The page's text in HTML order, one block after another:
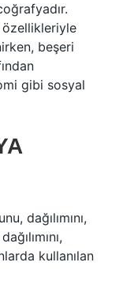
özellikleriyle
beşeri
gibi sosyal
dağılımını,
kullanılan